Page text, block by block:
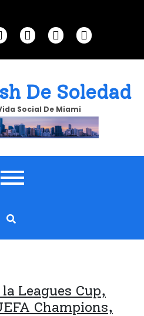
De Soledad
Social De Miami
Leagues Cup,
Champions,